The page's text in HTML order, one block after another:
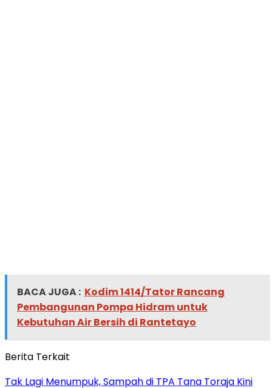
BACA JUGA : Kodim 1414/Tator Rancang
Pembangunan Pompa Hidram untuk
Kebutuhan Air Bersih di Rantetayo
Berita Terkait
Tak Lagi Menumpuk, Sampah di TPA Tana Toraja Kini